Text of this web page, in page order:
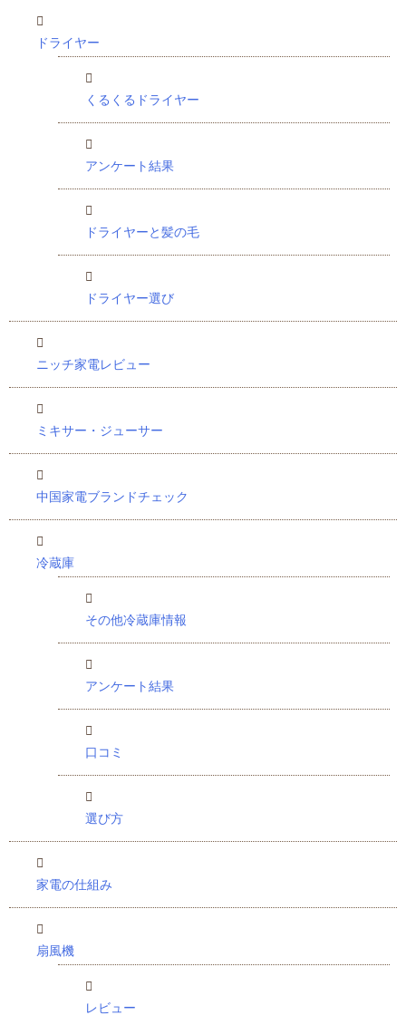
ドライヤー
くるくるドライヤー
アンケート結果
ドライヤーと髪の毛
ドライヤー選び
ニッチ家電レビュー
ミキサー・ジューサー
中国家電ブランドチェック
冷蔵庫
その他冷蔵庫情報
アンケート結果
口コミ
選び方
家電の仕組み
扇風機
レビュー